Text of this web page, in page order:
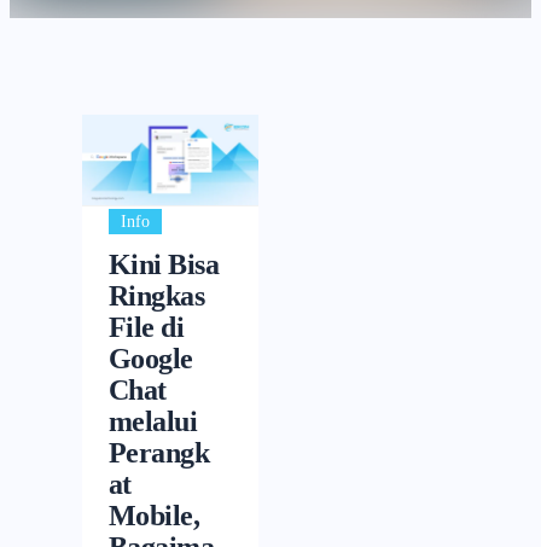
Info
Kini Bisa
Ringkas
File di
Google
Chat
melalui
Perangk
at
Mobile,